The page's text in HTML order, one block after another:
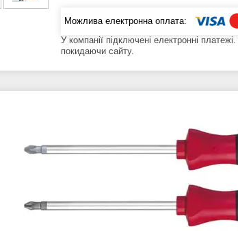
У компанії підключені електронні
покидаючи сайту.